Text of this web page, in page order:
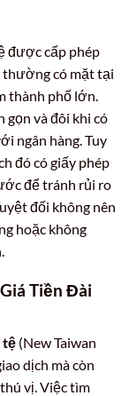
được cấp phép
thường có mặt tại
thành phố lớn.
gọn và đôi khi có
ngân hàng. Tuy
đó có giấy phép
để tránh rủi ro
đối không nên
hoặc không
Tiền Đài
tệ (New Taiwan
dịch mà còn
vị. Việc tìm